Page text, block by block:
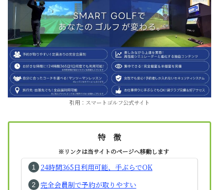
引用：スマートゴルフ公式サイト
特 徴
※リンクは当サイトのページへ移動します
24時間365日利用可能、手ぶらでOK
完全会員制で予約が取りやすい